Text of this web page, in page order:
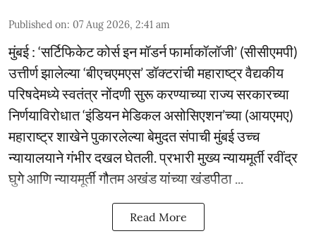
Published on: 07 Aug 2026, 2:41 am
मुंबई : ‘सर्टिफिकेट कोर्स इन मॉडर्न फार्माकॉलॉजी’ (सीसीएमपी)
उत्तीर्ण झालेल्या ‘बीएचएमएस’ डॉक्टरांची महाराष्ट्र वैद्यकीय
परिषदेमध्ये स्वतंत्र नोंदणी सुरू करण्याच्या राज्य सरकारच्या
निर्णयाविरोधात ‘इंडियन मेडिकल असोसिएशन’च्या (आयएमए)
महाराष्ट्र शाखेने पुकारलेल्या बेमुदत संपाची मुंबई उच्च
न्यायालयाने गंभीर दखल घेतली. प्रभारी मुख्य न्यायमूर्ती रवींद्र
घुगे आणि न्यायमूर्ती गौतम अखंड यांच्या खंडपीठा ...
Read More